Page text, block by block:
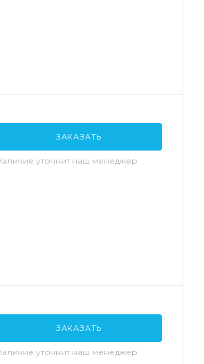
ЗАКАЗАТЬ
уточнит наш менеджер
ЗАКАЗАТЬ
уточнит наш менеджер